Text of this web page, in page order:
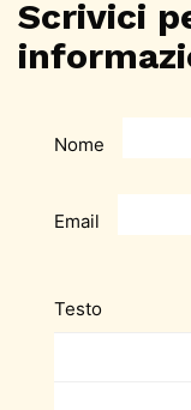
Scrivici
Nome
Email
Testo